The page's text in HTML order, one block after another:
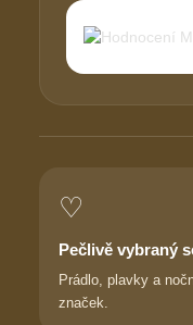
♡
Pečlivě vybraný
Prádlo, plavky a
značek.